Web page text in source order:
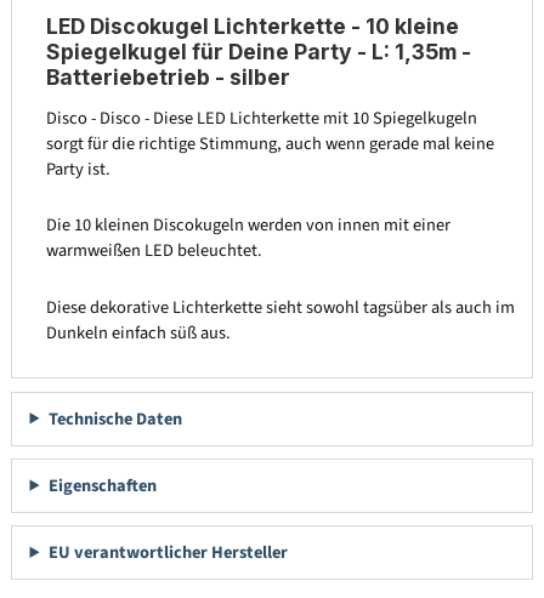
LED Discokugel Lichterkette - 10 kleine
Spiegelkugel für Deine Party - L: 1,35m -
Batteriebetrieb - silber
Disco - Disco - Diese LED Lichterkette mit 10 Spiegelkugeln
sorgt für die richtige Stimmung, auch wenn gerade mal keine
Party ist.
Die 10 kleinen Discokugeln werden von innen mit einer
warmweißen LED beleuchtet.
Diese dekorative Lichterkette sieht sowohl tagsüber als auch im
Dunkeln einfach süß aus.
Technische Daten
Eigenschaften
EU verantwortlicher Hersteller